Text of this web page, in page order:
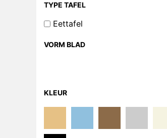
TYPE TAFEL
Eettafel
VORM BLAD
KLEUR